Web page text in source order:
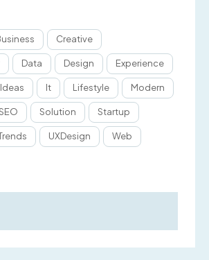
Creative
Data Design Experience
Ideas It Lifestyle Modern
Solution Startup
UXDesign Web